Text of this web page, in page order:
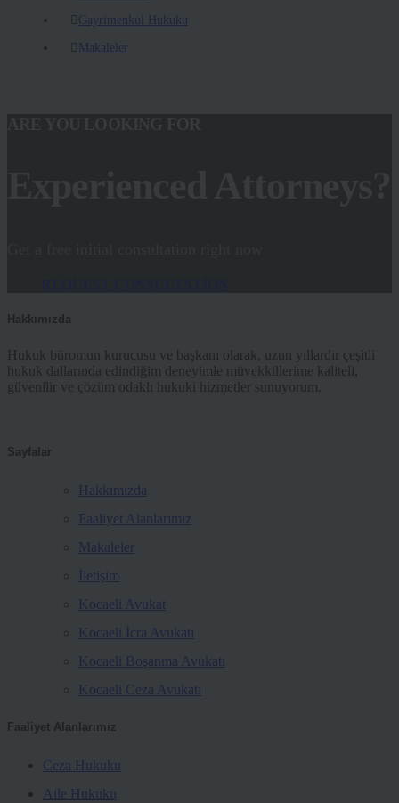
Gayrimenkul Hukuku
Makaleler
Hakkımızda
Hukuk büromun kurucusu ve başkanı olarak, uzun yıllardır çeşitli
hukuk dallarında edindiğim deneyimle müvekkillerime kaliteli,
güvenilir ve çözüm odaklı hukuki hizmetler sunuyorum.
Sayfalar
Hakkımızda
Faaliyet Alanlarımız
Makaleler
İletişim
Kocaeli Avukat
Kocaeli İcra Avukatı
Kocaeli Boşanma Avukatı
Kocaeli Ceza Avukatı
Faaliyet Alanlarımız
Ceza Hukuku
Aile Hukuku